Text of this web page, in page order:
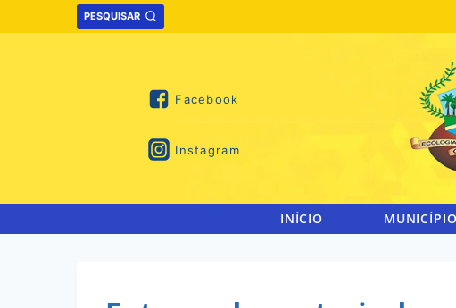
to
PESQUISAR
Facebook
Instagram
INÍCIO MUNICÍPIO